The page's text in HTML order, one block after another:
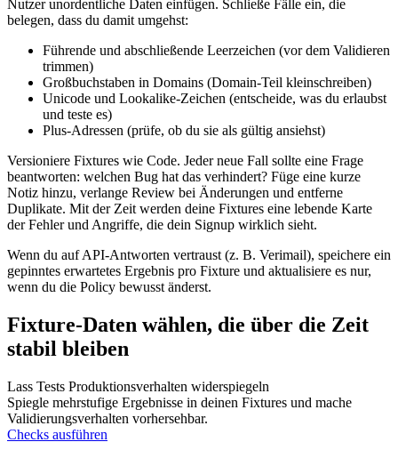
Nutzer unordentliche Daten einfügen. Schließe Fälle ein, die
belegen, dass du damit umgehst:
Führende und abschließende Leerzeichen (vor dem Validieren
trimmen)
Großbuchstaben in Domains (Domain‑Teil kleinschreiben)
Unicode und Lookalike‑Zeichen (entscheide, was du erlaubst
und teste es)
Plus‑Adressen (prüfe, ob du sie als gültig ansiehst)
Versioniere Fixtures wie Code. Jeder neue Fall sollte eine Frage
beantworten: welchen Bug hat das verhindert? Füge eine kurze
Notiz hinzu, verlange Review bei Änderungen und entferne
Duplikate. Mit der Zeit werden deine Fixtures eine lebende Karte
der Fehler und Angriffe, die dein Signup wirklich sieht.
Wenn du auf API‑Antworten vertraust (z. B. Verimail), speichere ein
gepinntes erwartetes Ergebnis pro Fixture und aktualisiere es nur,
wenn du die Policy bewusst änderst.
Fixture‑Daten wählen, die über die Zeit
stabil bleiben
Lass Tests Produktionsverhalten widerspiegeln
Spiegle mehrstufige Ergebnisse in deinen Fixtures und mache
Validierungsverhalten vorhersehbar.
Checks ausführen